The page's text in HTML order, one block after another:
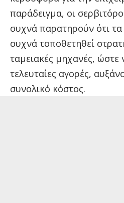
παράδειγμα, οι
συχνά παρατηρούν ότι
συχνά τοποθετηθεί
ταμειακές μηχανές, ώστε
τελευταίες αγορές,
συνολικό κόστος.